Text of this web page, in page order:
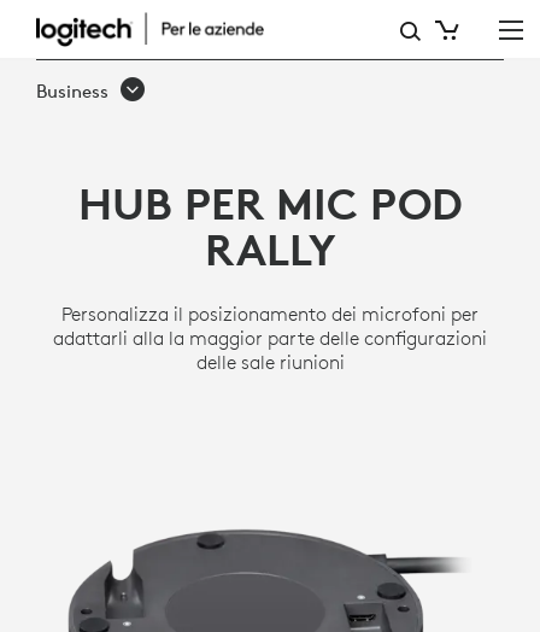
HUB
PER
RALLY
Business
HUB PER MIC POD
RALLY
Personalizza il posizionamento dei microfoni per
adattarli alla la maggior parte delle configurazioni
delle sale riunioni